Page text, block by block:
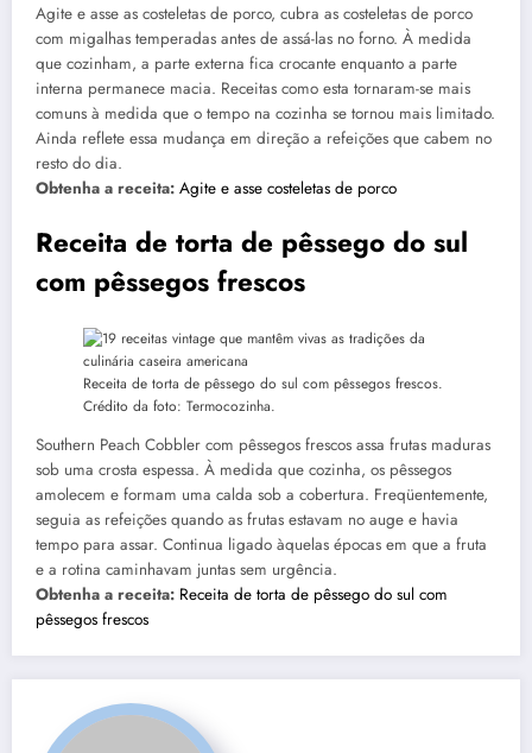
Agite e asse as costeletas de porco, cubra as costeletas de porco
com migalhas temperadas antes de assá-las no forno. À medida
que cozinham, a parte externa fica crocante enquanto a parte
interna permanece macia. Receitas como esta tornaram-se mais
comuns à medida que o tempo na cozinha se tornou mais limitado.
Ainda reflete essa mudança em direção a refeições que cabem no
resto do dia.
Obtenha a receita: Agite e asse costeletas de porco
Receita de torta de pêssego do sul
com pêssegos frescos
Receita de torta de pêssego do sul com pêssegos frescos.
Crédito da foto: Termocozinha.
Southern Peach Cobbler com pêssegos frescos assa frutas maduras
sob uma crosta espessa. À medida que cozinha, os pêssegos
amolecem e formam uma calda sob a cobertura. Freqüentemente,
seguia as refeições quando as frutas estavam no auge e havia
tempo para assar. Continua ligado àquelas épocas em que a fruta
e a rotina caminhavam juntas sem urgência.
Obtenha a receita: Receita de torta de pêssego do sul com
pêssegos frescos